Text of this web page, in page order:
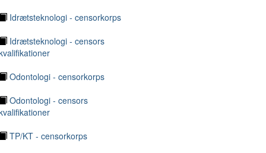
Idrætsteknologi - censorkorps
Idrætsteknologi - censors
Odontologi - censorkorps
Odontologi - censors
TP/KT - censorkorps